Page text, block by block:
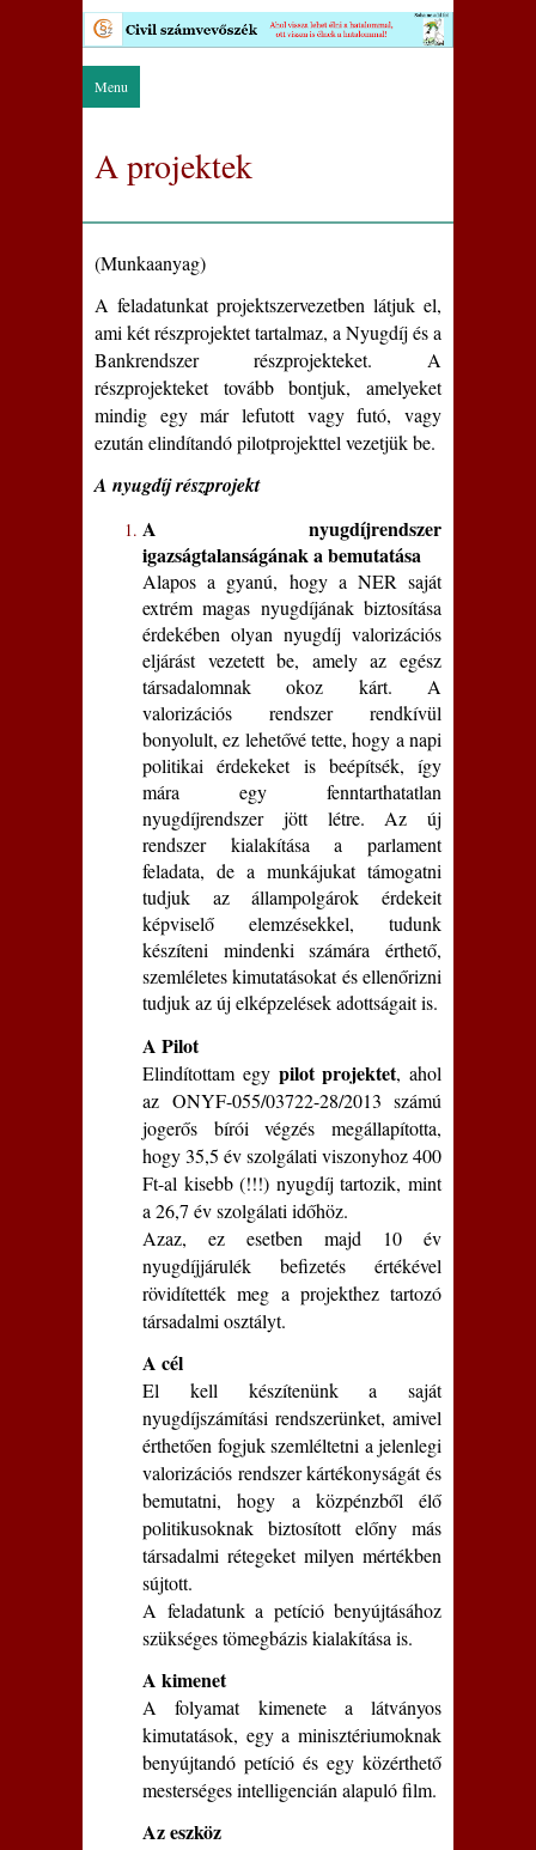
Menu
A projektek
(Munkaanyag)
A feladatunkat projektszervezetben látjuk el,
ami két részprojektet tartalmaz, a Nyugdíj és a
Bankrendszer részprojekteket. A
részprojekteket tovább bontjuk, amelyeket
mindig egy már lefutott vagy futó, vagy
ezután elindítandó pilotprojekttel vezetjük be.
A nyugdíj részprojekt
A nyugdíjrendszer
igazságtalanságának a bemutatása
Alapos a gyanú, hogy a NER saját
extrém magas nyugdíjának biztosítása
érdekében olyan nyugdíj valorizációs
eljárást vezetett be, amely az egész
társadalomnak okoz kárt. A
valorizációs rendszer rendkívül
bonyolult, ez lehetővé tette, hogy a napi
politikai érdekeket is beépítsék, így
mára egy fenntarthatatlan
nyugdíjrendszer jött létre. Az új
rendszer kialakítása a parlament
feladata, de a munkájukat támogatni
tudjuk az állampolgárok érdekeit
képviselő elemzésekkel, tudunk
készíteni mindenki számára érthető,
szemléletes kimutatásokat és ellenőrizni
tudjuk az új elképzelések adottságait is.
A Pilot
Elindítottam egy pilot projektet, ahol
az ONYF-055/03722-28/2013 számú
jogerős bírói végzés megállapította,
hogy 35,5 év szolgálati viszonyhoz 400
Ft-al kisebb (!!!) nyugdíj tartozik, mint
a 26,7 év szolgálati időhöz.
Azaz, ez esetben majd 10 év
nyugdíjjárulék befizetés értékével
rövidítették meg a projekthez tartozó
társadalmi osztályt.
A cél
El kell készítenünk a saját
nyugdíjszámítási rendszerünket, amivel
érthetően fogjuk szemléltetni a jelenlegi
valorizációs rendszer kártékonyságát és
bemutatni, hogy a közpénzből élő
politikusoknak biztosított előny más
társadalmi rétegeket milyen mértékben
sújtott.
A feladatunk a petíció benyújtásához
szükséges tömegbázis kialakítása is.
A kimenet
A folyamat kimenete a látványos
kimutatások, egy a minisztériumoknak
benyújtandó petíció és egy közérthető
mesterséges intelligencián alapuló film.
Az eszköz